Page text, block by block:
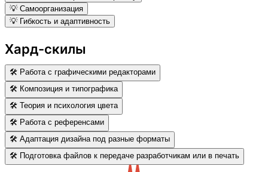
💡 Самоорганизация
💡 Гибкость и адаптивность
Хард-скилы
🛠 Работа с графическими редакторами
🛠 Композиция и типографика
🛠 Теория и психология цвета
🛠 Работа с референсами
🛠 Адаптация дизайна под разные форматы
🛠 Подготовка файлов к передаче разработчикам или в печать